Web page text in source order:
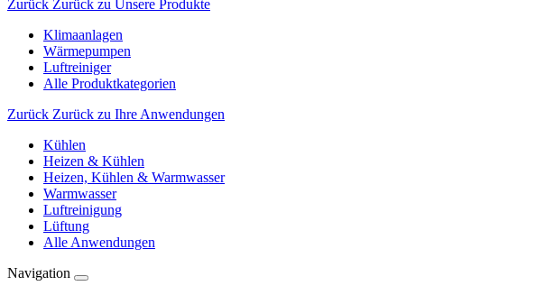
Zurück Zurück zu Unsere Produkte
Klimaanlagen
Wärmepumpen
Luftreiniger
Alle Produktkategorien
Zurück Zurück zu Ihre Anwendungen
Kühlen
Heizen & Kühlen
Heizen, Kühlen & Warmwasser
Warmwasser
Luftreinigung
Lüftung
Alle Anwendungen
Navigation